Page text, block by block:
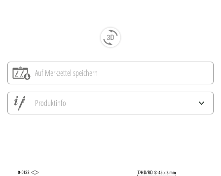
Auf Merkzettel speichern
Produktinfo